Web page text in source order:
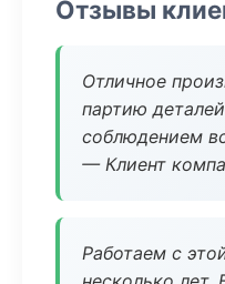
Отзывы
Отличное
партию
соблюдением
— Клиент
Работаем с